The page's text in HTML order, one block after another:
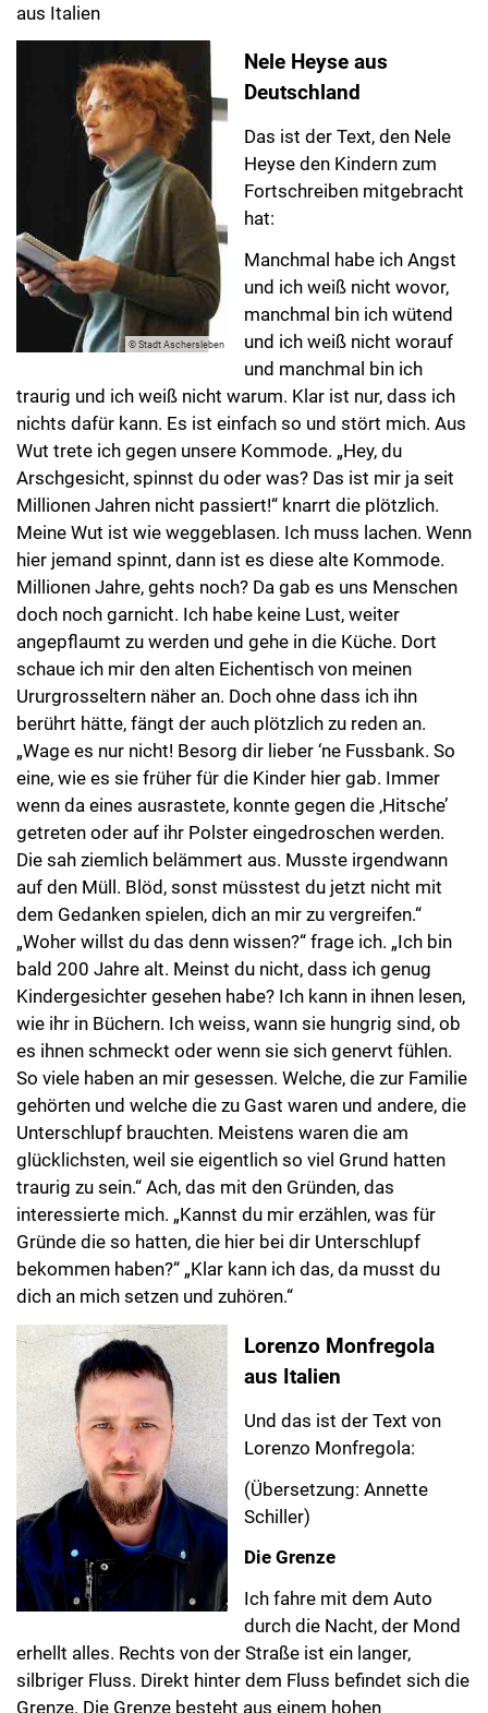
aus Italien
© Stadt Aschersleben
Nele Heyse aus
Deutschland
Das ist der Text, den Nele
Heyse den Kindern zum
Fortschreiben mitgebracht
hat:
Manchmal habe ich Angst
und ich weiß nicht wovor,
manchmal bin ich wütend
und ich weiß nicht worauf
und manchmal bin ich
traurig und ich weiß nicht warum. Klar ist nur, dass ich
nichts dafür kann. Es ist einfach so und stört mich. Aus
Wut trete ich gegen unsere Kommode. „Hey, du
Arschgesicht, spinnst du oder was? Das ist mir ja seit
Millionen Jahren nicht passiert!“ knarrt die plötzlich.
Meine Wut ist wie weggeblasen. Ich muss lachen. Wenn
hier jemand spinnt, dann ist es diese alte Kommode.
Millionen Jahre, gehts noch? Da gab es uns Menschen
doch noch garnicht. Ich habe keine Lust, weiter
angepflaumt zu werden und gehe in die Küche. Dort
schaue ich mir den alten Eichentisch von meinen
Ururgrosseltern näher an. Doch ohne dass ich ihn
berührt hätte, fängt der auch plötzlich zu reden an.
„Wage es nur nicht! Besorg dir lieber ‘ne Fussbank. So
eine, wie es sie früher für die Kinder hier gab. Immer
wenn da eines ausrastete, konnte gegen die ‚Hitsche’
getreten oder auf ihr Polster eingedroschen werden.
Die sah ziemlich belämmert aus. Musste irgendwann
auf den Müll. Blöd, sonst müsstest du jetzt nicht mit
dem Gedanken spielen, dich an mir zu vergreifen.“
„Woher willst du das denn wissen?“ frage ich. „Ich bin
bald 200 Jahre alt. Meinst du nicht, dass ich genug
Kindergesichter gesehen habe? Ich kann in ihnen lesen,
wie ihr in Büchern. Ich weiss, wann sie hungrig sind, ob
es ihnen schmeckt oder wenn sie sich genervt fühlen.
So viele haben an mir gesessen. Welche, die zur Familie
gehörten und welche die zu Gast waren und andere, die
Unterschlupf brauchten. Meistens waren die am
glücklichsten, weil sie eigentlich so viel Grund hatten
traurig zu sein.“ Ach, das mit den Gründen, das
interessierte mich. „Kannst du mir erzählen, was für
Gründe die so hatten, die hier bei dir Unterschlupf
bekommen haben?“ „Klar kann ich das, da musst du
dich an mich setzen und zuhören.“
Lorenzo Monfregola
aus Italien
Und das ist der Text von
Lorenzo Monfregola:
(Übersetzung: Annette
Schiller)
Die Grenze
Ich fahre mit dem Auto
durch die Nacht, der Mond
erhellt alles. Rechts von der Straße ist ein langer,
silbriger Fluss. Direkt hinter dem Fluss befindet sich die
Grenze. Die Grenze besteht aus einem hohen